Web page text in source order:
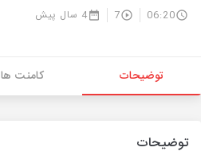
06:20
7 4 سال پیش
توضیحات کامنت ها
توضیحات